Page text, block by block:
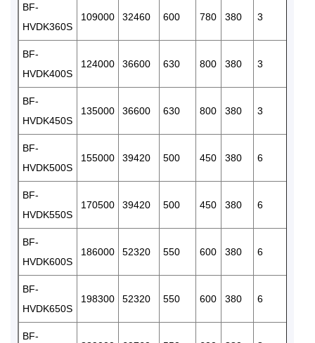
BF-
HVDK360S
109000 32460 600 780 380 3
BF-
HVDK400S
124000 36600 630 800 380 3
BF-
HVDK450S
135000 36600 630 800 380 3
BF-
HVDK500S
155000 39420 500 450 380 6
BF-
HVDK550S
170500 39420 500 450 380 6
BF-
HVDK600S
186000 52320 550 600 380 6
BF-
HVDK650S
198300 52320 550 600 380 6
BF-